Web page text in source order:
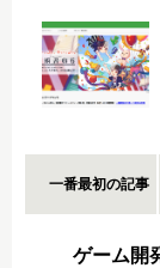
一番最初の記事
ゲーム開